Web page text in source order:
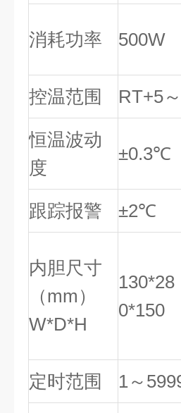
消耗功率 500W
控温范围 RT+5
恒温波动
度
±0.3℃
跟踪报警 ±2℃
内胆尺寸
（mm）
W*D*H
130*28
0*150
定时范围 1～